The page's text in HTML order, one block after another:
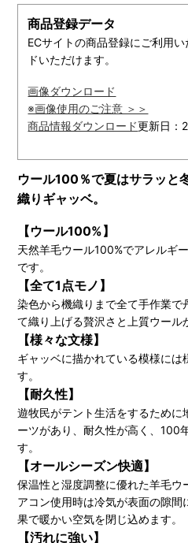
商品登録データ
ECサイトの商品登録にご利用
ドいただけます。
画像ダウンロード
※画像使用のご注意 ＞＞
商品情報ダウンロード更新日：
ウール100％で夏はサラッと
織りギャッベ。
【ウール100%】
天然羊毛ウール100%でアレルギ
です。
【全て1点モノ】
染色から機織りまで全て手作業で
て織り上げる贅沢さと上質ウール
【様々な文様】
ギャッベに描かれている模様には
す。
【耐久性】
遊牧民がテント生活をするため
ーツがあり、耐久性が高く、100
す。
【オールシーズン快適】
保温性と湿度調整に優れた羊毛ウ
アコン使用時は冷気が表面の隙間
果で暖かい空気を閉じ込めます。
【汚れに強い】